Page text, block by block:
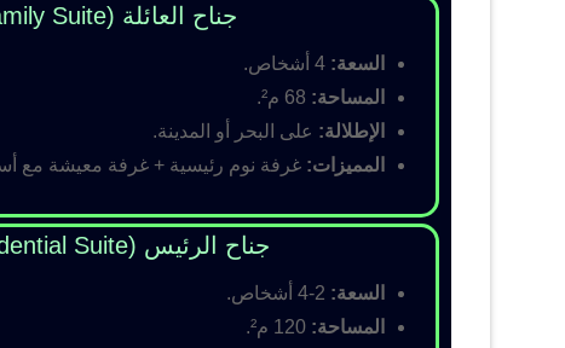
جناح العائلة (Family Suite)
السعة:
المساحة:
الإطلالة: على البحر أو المدينة.
المميزات: غرفة نوم رئيسية + غرفة معيشة مع
جناح الرئيس (Presidential Suite)
السعة:
المساحة: